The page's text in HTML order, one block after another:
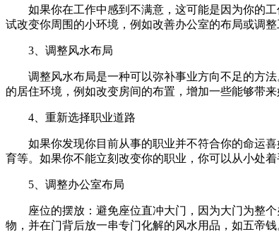
如果你在工作中感到不满意，这可能是因为你的
试改变你周围的小环境，例如改善办公室的布局或调
3、调整风水布局
调整风水布局是一种可以弥补事业方向不足的方
的居住环境，例如改变房间的布置，增加一些能够带
4、重新选择职业道路
如果你发现你目前从事的职业并不符合你的命运
育等。如果你不能立刻改变你的职业，你可以从小处
5、调整办公室布局
座位的摆放：避免座位直冲大门，因为大门为整
物，并在门背后放一串专门化解的风水用品，如五帝钱